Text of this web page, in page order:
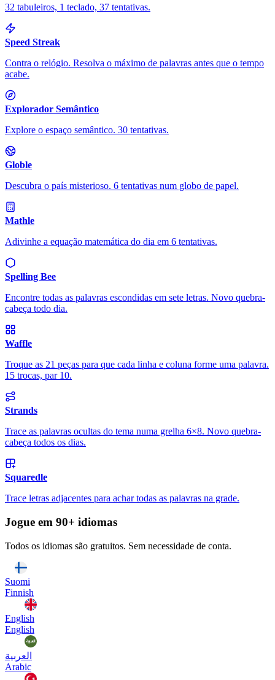
32 tabuleiros, 1 teclado, 37 tentativas.
Speed Streak
Contra o relógio. Resolva o máximo de palavras antes que o tempo
acabe.
Explorador Semântico
Explore o espaço semântico. 30 tentativas.
Globle
Descubra o país misterioso. 6 tentativas num globo de papel.
Mathle
Adivinhe a equação matemática do dia em 6 tentativas.
Spelling Bee
Encontre todas as palavras escondidas em sete letras. Novo quebra-
cabeça todo dia.
Waffle
Troque as 21 peças para que cada linha e coluna forme uma palavra.
15 trocas, par 10.
Strands
Trace as palavras ocultas do tema numa grelha 6×8. Novo quebra-
cabeça todos os dias.
Squaredle
Trace letras adjacentes para achar todas as palavras na grade.
Jogue em 90+ idiomas
Todos os idiomas são gratuitos. Sem necessidade de conta.
Suomi
Finnish
English
English
العربية
Arabic